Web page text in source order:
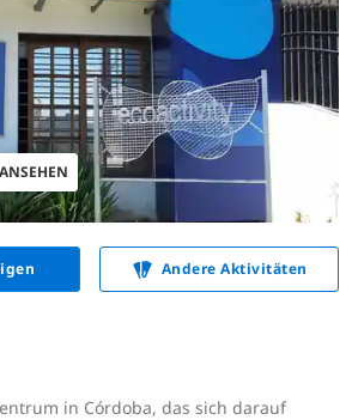
Andere Aktivitäten
in Córdoba, das sich darauf